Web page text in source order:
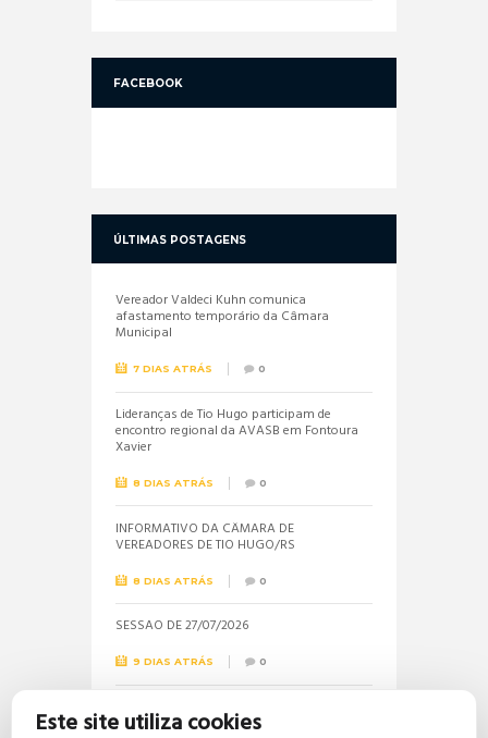
FACEBOOK
ÚLTIMAS POSTAGENS
Vereador Valdeci Kuhn comunica
afastamento temporário da Câmara
Municipal
7 DIAS ATRÁS 0
Lideranças de Tio Hugo participam de
encontro regional da AVASB em Fontoura
Xavier
8 DIAS ATRÁS 0
INFORMATIVO DA CÂMARA DE
VEREADORES DE TIO HUGO/RS
8 DIAS ATRÁS 0
SESSÃO DE 27/07/2026
9 DIAS ATRÁS 0
Informações sobre a realização do próximo
concurso público são solicitadas pela
Este site utiliza cookies